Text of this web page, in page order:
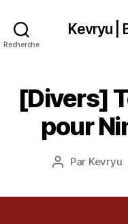
Recherche
Kevryu |
Catégories
[Divers]
pour
Auteur
Par Kevryu